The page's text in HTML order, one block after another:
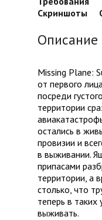
Скриншоты
Описание
Missing Plane:
от первого
посреди
территории
остались в
провизии и
в выживании.
припасами
территории, а
столько, что
теперь в таких
выживать.